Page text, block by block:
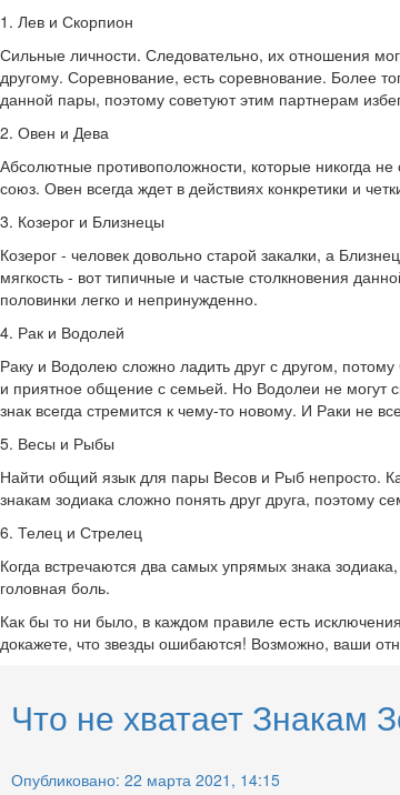
1. Лев и Скорпион
Сильные личности. Следовательно, их отношения
другому. Соревнование, есть соревнование. Более
данной пары, поэтому советуют этим партнерам
2. Овен и Дева
Абсолютные противоположности, которые никогда
союз. Овен всегда ждет в действиях конкретики и
3. Козерог и Близнецы
Козерог - человек довольно старой закалки, а
мягкость - вот типичные и частые столкновения
половинки легко и непринужденно.
4. Рак и Водолей
Раку и Водолею сложно ладить друг с другом,
и приятное общение с семьей. Но Водолеи не могут
знак всегда стремится к чему-то новому. И Раки не
5. Весы и Рыбы
Найти общий язык для пары Весов и Рыб непросто.
знакам зодиака сложно понять друг друга, поэтому
6. Телец и Стрелец
Когда встречаются два самых упрямых знака
головная боль.
Как бы то ни было, в каждом правиле есть
докажете, что звезды ошибаются! Возможно, ваши
Что не хватает Знакам
Опубликовано: 22 марта 2021, 14:15